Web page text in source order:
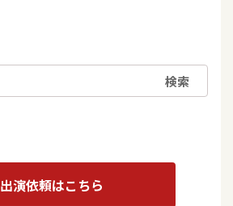
検索
出演依頼はこちら